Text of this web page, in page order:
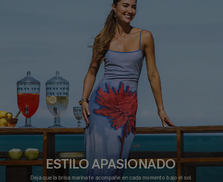
ESTILO APASIONADO
Deja que la brisa marina te acompañe en cada momento bajo el sol.